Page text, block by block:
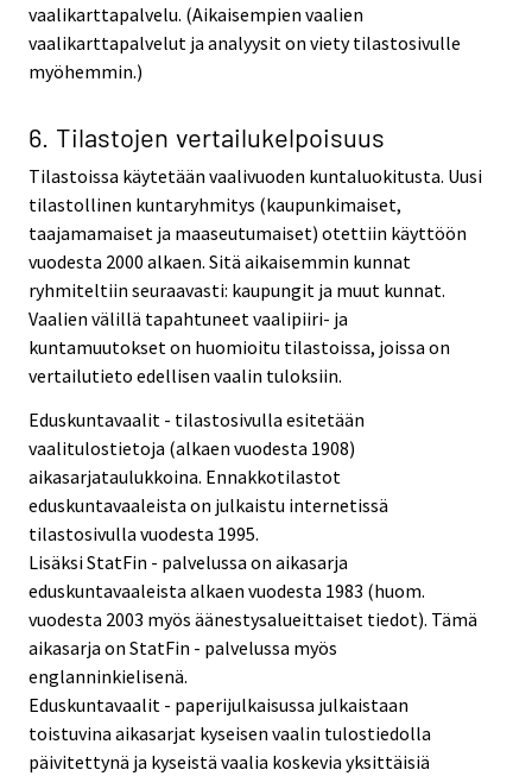
vaalikarttapalvelu. (Aikaisempien vaalien
vaalikarttapalvelut ja analyysit on viety tilastosivulle
myöhemmin.)
6. Tilastojen vertailukelpoisuus
Tilastoissa käytetään vaalivuoden kuntaluokitusta. Uusi
tilastollinen kuntaryhmitys (kaupunkimaiset,
taajamamaiset ja maaseutumaiset) otettiin käyttöön
vuodesta 2000 alkaen. Sitä aikaisemmin kunnat
ryhmiteltiin seuraavasti: kaupungit ja muut kunnat.
Vaalien välillä tapahtuneet vaalipiiri- ja
kuntamuutokset on huomioitu tilastoissa, joissa on
vertailutieto edellisen vaalin tuloksiin.
Eduskuntavaalit - tilastosivulla esitetään
vaalitulostietoja (alkaen vuodesta 1908)
aikasarjataulukkoina. Ennakkotilastot
eduskuntavaaleista on julkaistu internetissä
tilastosivulla vuodesta 1995.
Lisäksi StatFin - palvelussa on aikasarja
eduskuntavaaleista alkaen vuodesta 1983 (huom.
vuodesta 2003 myös äänestysalueittaiset tiedot). Tämä
aikasarja on StatFin - palvelussa myös
englanninkielisenä.
Eduskuntavaalit - paperijulkaisussa julkaistaan
toistuvina aikasarjat kyseisen vaalin tulostiedolla
päivitettynä ja kyseistä vaalia koskevia yksittäisiä